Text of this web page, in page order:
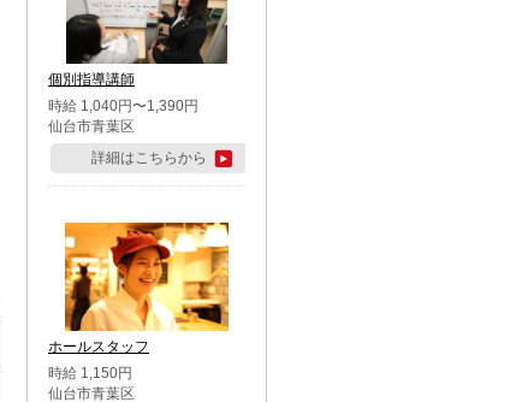
個別指導講師
時給 1,040円〜1,390円
仙台市青葉区
詳細はこちらから
ホールスタッフ
時給 1,150円
仙台市青葉区